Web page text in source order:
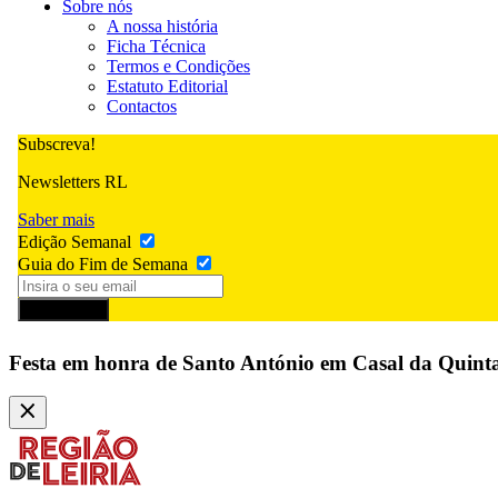
Sobre nós
A nossa história
Ficha Técnica
Termos e Condições
Estatuto Editorial
Contactos
Subscreva!
Newsletters RL
Saber mais
Edição Semanal
Guia do Fim de Semana
Festa em honra de Santo António em Casal da